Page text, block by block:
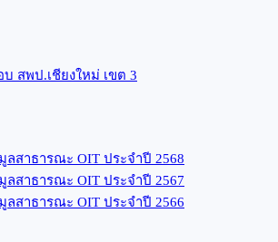
สพป.เชียงใหม่ เขต 3
ลสาธารณะ OIT ประจำปี 2568
ลสาธารณะ OIT ประจำปี 2567
ลสาธารณะ OIT ประจำปี 2566